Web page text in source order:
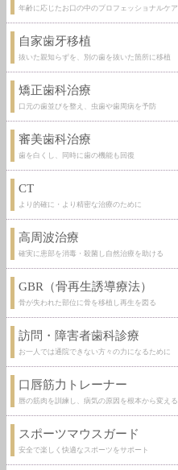
年齢に応じたお口の中のプロフェッショナルケア
自家歯牙移植
抜いた親知らずを、別の歯を抜いた箇所に移植
矯正歯科治療
口元の歯並びを整え、虫歯や歯周病を予防
審美歯科治療
歯を白くし、同時に歯の機能も回復
CT
より的確に・より精密な治療のために
高周波治療
確実に患部を消毒・殺菌し自然治療を助ける
GBR（骨再生誘導療法）
骨が失われた部位に骨を移植し再生を図る
訪問・障害者歯科診療
お一人では通院できない方々の力になるために
口唇筋力トレーナー
唇の筋肉を訓練し、病気の原因を根本から変える
スポーツマウスガード
安全で楽しく快適なスポーツをサポート